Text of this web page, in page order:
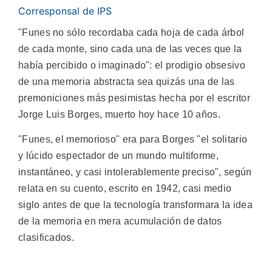
Corresponsal de IPS
"Funes no sólo recordaba cada hoja de cada árbol
de cada monte, sino cada una de las veces que la
había percibido o imaginado": el prodigio obsesivo
de una memoria abstracta sea quizás una de las
premoniciones más pesimistas hecha por el escritor
Jorge Luis Borges, muerto hoy hace 10 años.
"Funes, el memorioso" era para Borges "el solitario
y lúcido espectador de un mundo multiforme,
instantáneo, y casi intolerablemente preciso", según
relata en su cuento, escrito en 1942, casi medio
siglo antes de que la tecnología transformara la idea
de la memoria en mera acumulación de datos
clasificados.